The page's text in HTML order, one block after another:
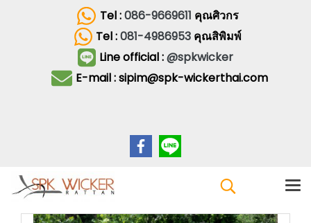
Tel :086-9669611 คุณศิวกร
Tel :081-4986953 คุณสิพิมพ์
Line official :@spkwicker
E-mail : sipim@spk-wickerthai.com